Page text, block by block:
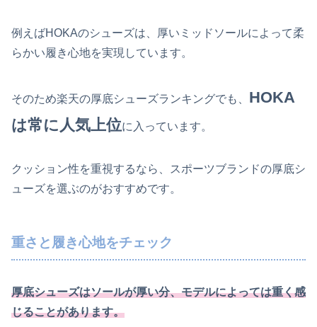
例えばHOKAのシューズは、厚いミッドソールによって柔
らかい履き心地を実現しています。
そのため楽天の厚底シューズランキングでも、 HOKA
は常に人気上位に入っています。
クッション性を重視するなら、スポーツブランドの厚底シ
ューズを選ぶのがおすすめです。
重さと履き心地をチェック
厚底シューズはソールが厚い分、モデルによっては重く感
じることがあります。